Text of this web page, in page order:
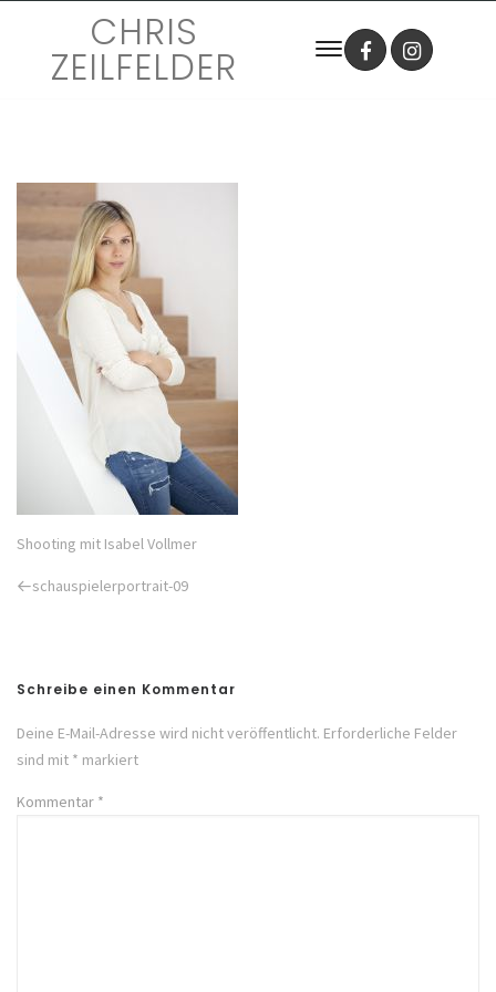
CHRIS
ZEILFELDER
Shooting mit Isabel Vollmer
Previous
schauspielerportrait-09
Schreibe einen Kommentar
Deine E-Mail-Adresse wird nicht veröffentlicht. Erforderliche Felder
sind mit * markiert
Kommentar *